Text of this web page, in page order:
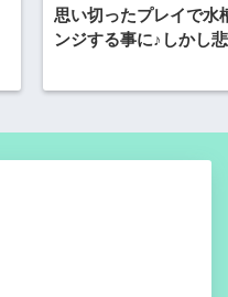
思い切ったプレイで水
ンジする事に♪しかし